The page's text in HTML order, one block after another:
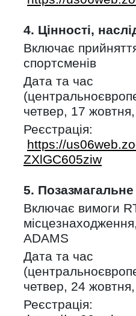
4. Цінності,
Включає
спортсменів
Дата та час
четвер, 17
Реєстрація:
https://
ZXlGC605ziw
5.
Включає вимоги
ADAMS
Дата та час
четвер, 24
Реєстрація: